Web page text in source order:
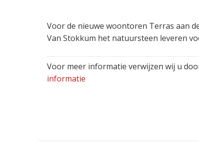
Voor de nieuwe woontoren Terras aan
Van Stokkum het natuursteen leveren
Voor meer informatie verwijzen wij u
informatie